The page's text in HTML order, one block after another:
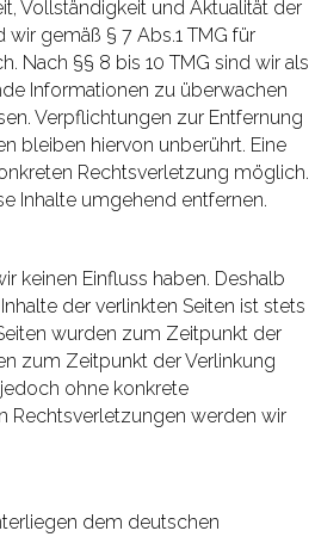
Vollständigkeit und Aktualität der
gemäß § 7 Abs.1 TMG für
Nach §§ 8 bis 10 TMG sind wir als
Informationen zu überwachen
Verpflichtungen zur Entfernung
bleiben hiervon unberührt. Eine
Rechtsverletzung möglich.
Inhalte umgehend entfernen.
keinen Einfluss haben. Deshalb
der verlinkten Seiten ist stets
wurden zum Zeitpunkt der
zum Zeitpunkt der Verlinkung
ohne konkrete
Rechtsverletzungen werden wir
dem deutschen